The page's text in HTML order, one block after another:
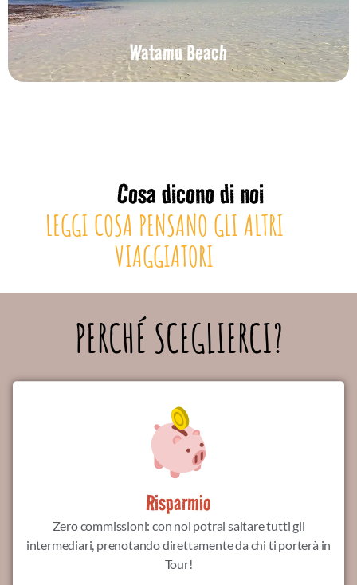
Watamu Beach
Cosa dicono di noi
LEGGI COSA PENSANO GLI ALTRI
VIAGGIATORI
PERCHÉ SCEGLIERCI?
Risparmio
Zero commissioni: con noi potrai saltare tutti gli
intermediari, prenotando direttamente da chi ti porterà in
Tour!